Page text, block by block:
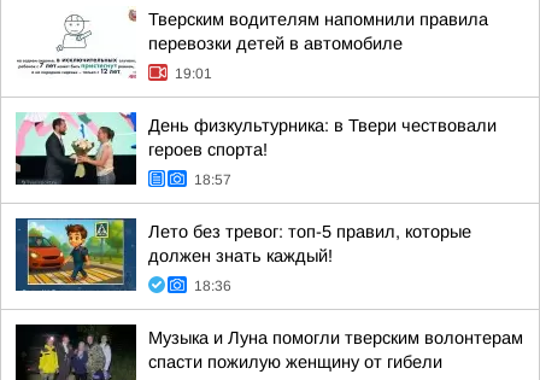
Тверским водителям напомнили правила
перевозки детей в автомобиле
19:01
День физкультурника: в Твери чествовали
героев спорта!
18:57
Лето без тревог: топ-5 правил, которые
должен знать каждый!
18:36
Музыка и Луна помогли тверским волонтерам
спасти пожилую женщину от гибели